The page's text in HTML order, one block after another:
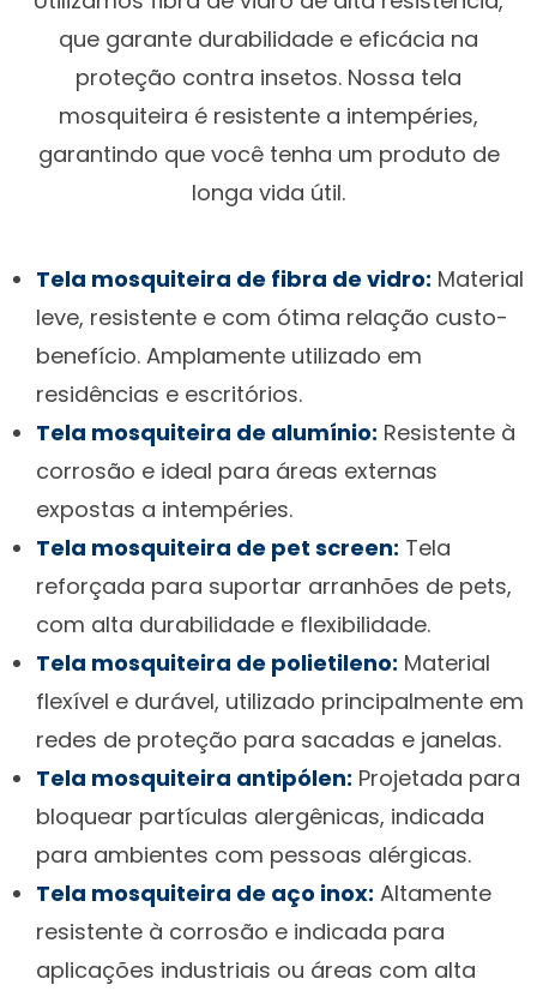
que garante durabilidade e eficácia na
proteção contra insetos. Nossa tela
mosquiteira é resistente a intempéries,
garantindo que você tenha um produto de
longa vida útil.
Tela mosquiteira de fibra de vidro: Material
leve, resistente e com ótima relação custo-
benefício. Amplamente utilizado em
residências e escritórios.
Tela mosquiteira de alumínio: Resistente à
corrosão e ideal para áreas externas
expostas a intempéries.
Tela mosquiteira de pet screen: Tela
reforçada para suportar arranhões de pets,
com alta durabilidade e flexibilidade.
Tela mosquiteira de polietileno: Material
flexível e durável, utilizado principalmente em
redes de proteção para sacadas e janelas.
Tela mosquiteira antipólen: Projetada para
bloquear partículas alergênicas, indicada
para ambientes com pessoas alérgicas.
Tela mosquiteira de aço inox: Altamente
resistente à corrosão e indicada para
aplicações industriais ou áreas com alta